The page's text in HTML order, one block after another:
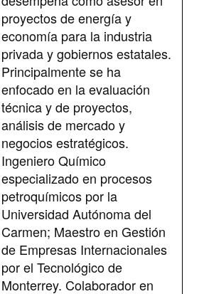
proyectos de energía y
economía para la industria
privada y gobiernos estatales.
Principalmente se ha
enfocado en la evaluación
técnica y de proyectos,
análisis de mercado y
negocios estratégicos.
Ingeniero Químico
especializado en procesos
petroquímicos por la
Universidad Autónoma del
Carmen; Maestro en Gestión
de Empresas Internacionales
por el Tecnológico de
Monterrey. Colaborador en